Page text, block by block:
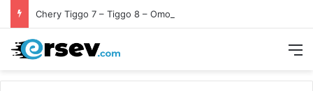
Chery Tiggo 7 – Tiggo 8 – Omoda 5 Ön Fren Balata Takımı